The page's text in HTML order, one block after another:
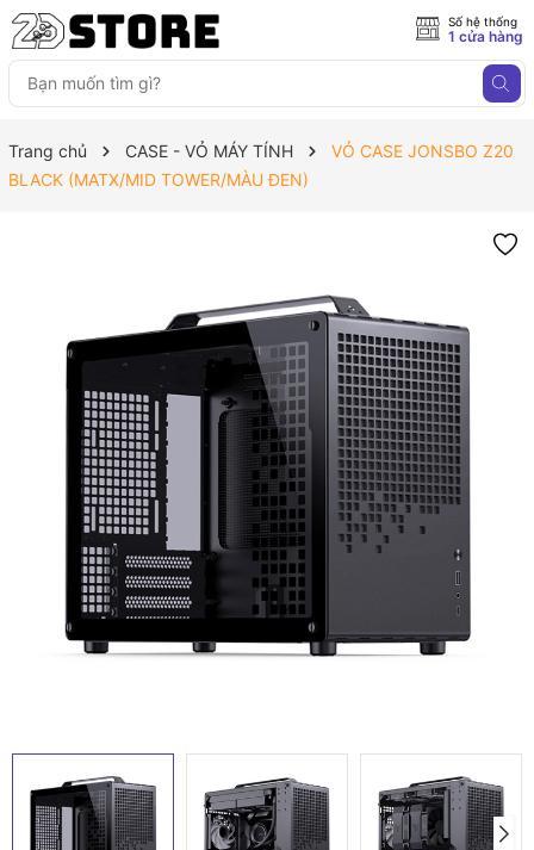
Số hệ thống
1 cửa hàng
Trang chủ CASE - VỎ MÁY TÍNH
VỎ CASE JONSBO Z20
BLACK (MATX/MID TOWER/MÀU ĐEN)